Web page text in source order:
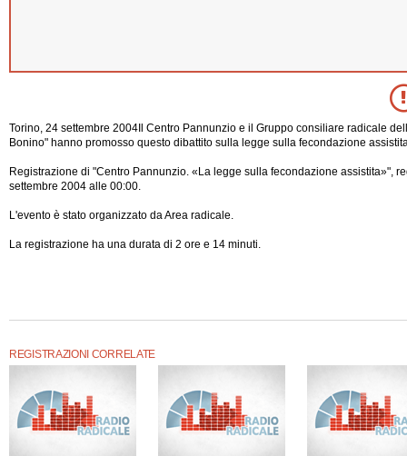
Torino, 24 settembre 2004Il Centro Pannunzio e il Gruppo consiliare radicale
Bonino" hanno promosso questo dibattito sulla legge sulla fecondazione
Registrazione di "Centro Pannunzio. «La legge sulla fecondazione assistita»",
settembre 2004 alle 00:00.
L'evento è stato organizzato da Area radicale.
La registrazione ha una durata di 2 ore e 14 minuti.
REGISTRAZIONI CORRELATE